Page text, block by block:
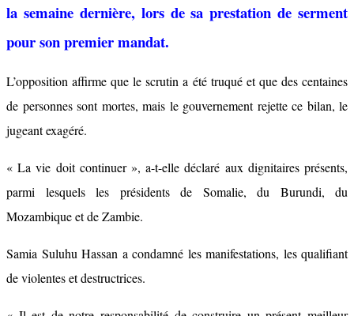
la semaine dernière, lors de sa prestation de serment
pour son premier mandat.
L’opposition affirme que le scrutin a été truqué et que des centaines
de personnes sont mortes, mais le gouvernement rejette ce bilan, le
jugeant exagéré.
« La vie doit continuer », a-t-elle déclaré aux dignitaires présents,
parmi lesquels les présidents de Somalie, du Burundi, du
Mozambique et de Zambie.
Samia Suluhu Hassan a condamné les manifestations, les qualifiant
de violentes et destructrices.